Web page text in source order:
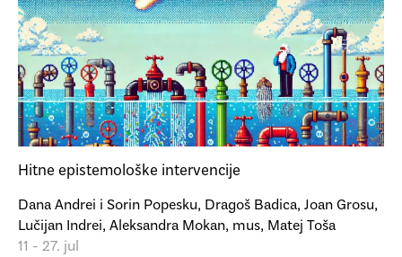
Hitne epistemološke intervencije
Dana Andrei i Sorin Popesku, Dragoš Badica, Joan Grosu,
Lučijan Indrei, Aleksandra Mokan, mus, Matej Toša
11 - 27. jul